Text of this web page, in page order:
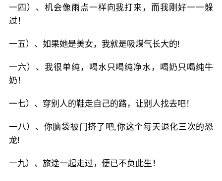
一四）、机会像雨点一样向我打来，而我刚好一一躲
过！
一五）、如果她是美女，我就是吸煤气长大的!
一六）、我很单纯，喝水只喝纯净水，喝奶只喝纯牛
奶！
一七）、穿别人的鞋走自己的路，让别人找去吧！
一八）、你脑袋被门挤了吧,你这个每天退化三次的恐
龙!
一九）、旅途一起走过，便已不负此生！